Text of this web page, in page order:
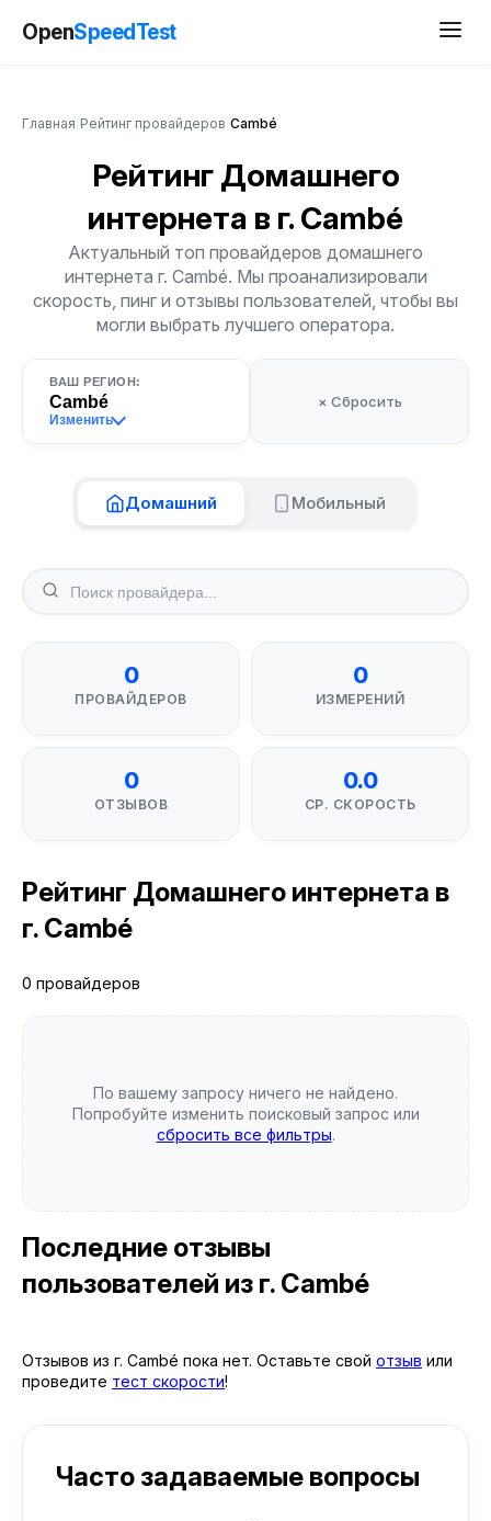
OpenSpeedTest
Главная Рейтинг провайдеров Cambé
Рейтинг Домашнего
интернета в г. Cambé
Актуальный топ провайдеров домашнего
интернета г. Cambé. Мы проанализировали
скорость, пинг и отзывы пользователей, чтобы вы
могли выбрать лучшего оператора.
ВАШ РЕГИОН:
Cambé
Изменить
× Сбросить
Домашний Мобильный
0
ПРОВАЙДЕРОВ
0
ИЗМЕРЕНИЙ
0
ОТЗЫВОВ
0.0
СР. СКОРОСТЬ
Рейтинг Домашнего интернета в
г. Cambé
0 провайдеров
По вашему запросу ничего не найдено.
Попробуйте изменить поисковый запрос или
сбросить все фильтры.
Последние отзывы
пользователей из г. Cambé
Отзывов из г. Cambé пока нет. Оставьте свой отзыв или
проведите тест скорости!
Часто задаваемые вопросы